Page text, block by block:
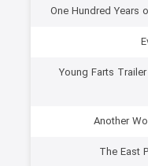
دانلود مستند قطعات تریلر یانگ فارتز Young Farts Trailer